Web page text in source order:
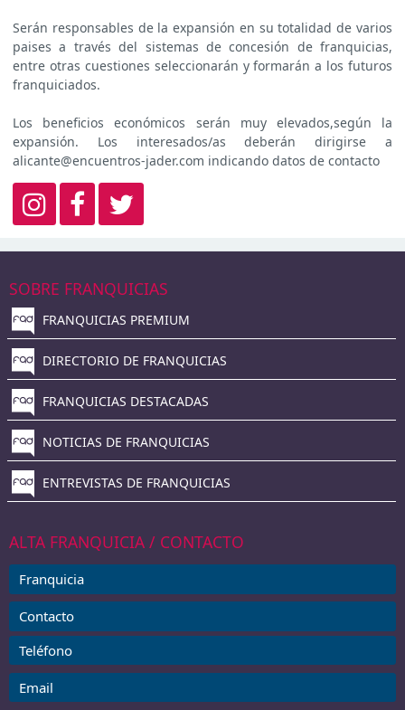
Serán responsables de la expansión en su totalidad de varios
paises a través del sistemas de concesión de franquicias,
entre otras cuestiones seleccionarán y formarán a los futuros
franquiciados.
Los beneficios económicos serán muy elevados,según la
expansión. Los interesados/as deberán dirigirse a
alicante@encuentros-jader.com indicando datos de contacto
SOBRE FRANQUICIAS
FRANQUICIAS PREMIUM
DIRECTORIO DE FRANQUICIAS
FRANQUICIAS DESTACADAS
NOTICIAS DE FRANQUICIAS
ENTREVISTAS DE FRANQUICIAS
ALTA FRANQUICIA / CONTACTO